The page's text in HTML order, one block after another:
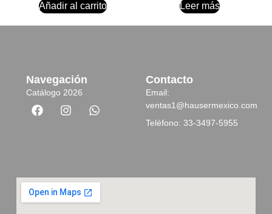
Añadir al carrito Leer más
Navegación
Catálogo 2026
Contacto
Email:
ventas1@hausermexico.com
Teléfono: 33-3497-5955